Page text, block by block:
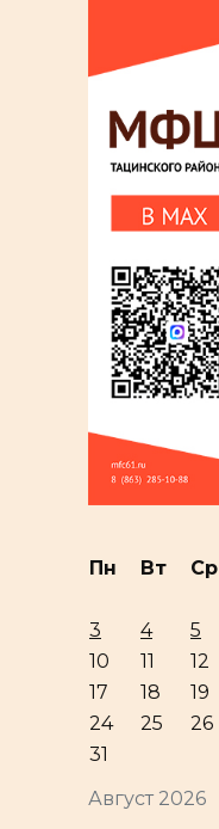
Август 2026
Пн Вт Ср
3
4 5
10
11 12
17
18 19
24
25 26
31